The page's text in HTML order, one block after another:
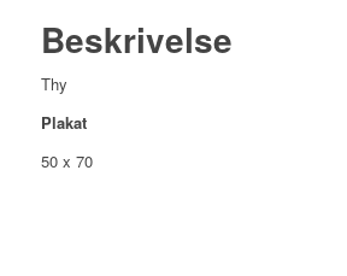
Beskrivelse
Thy
Plakat
50 x 70